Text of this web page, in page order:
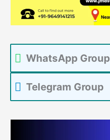
WhatsApp Group
Telegram Group